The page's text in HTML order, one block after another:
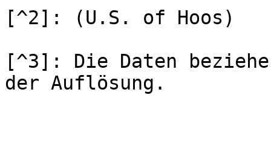
[^2]: (U.S. of Hoos)
[^3]: Die Daten